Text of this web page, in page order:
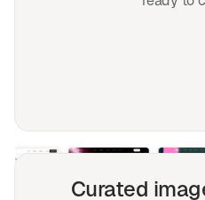
Curated